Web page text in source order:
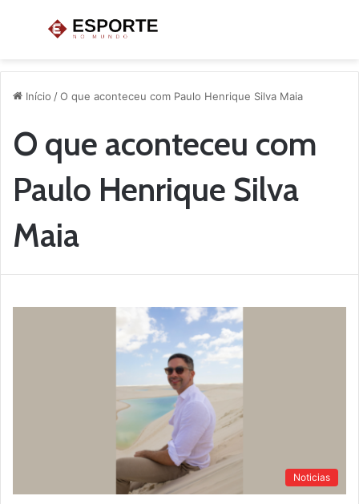
Menu
Início /O que aconteceu com Paulo Henrique Silva Maia
O que aconteceu com
Paulo Henrique Silva
Maia
Noticias